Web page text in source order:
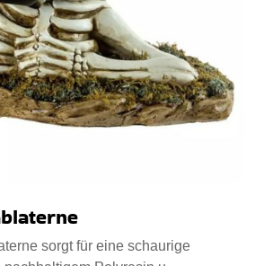
sorgt für eine schaurige